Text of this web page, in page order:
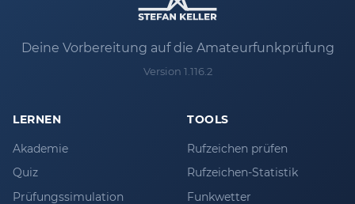
Deine Vorbereitung auf die Amateurfunkprüfung
Version 1.116.2
LERNEN
Akademie
Quiz
Prüfungssimulation
TOOLS
Rufzeichen prüfen
Rufzeichen-Statistik
Funkwetter